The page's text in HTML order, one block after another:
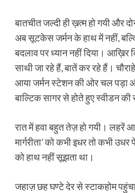
बातचीत जल्दी ही ख़त्म हो गयी और
अब सूटकेस जर्मन के हाथ में नहीं,
बदलाव पर ध्यान नहीं दिया। आख़िर
साथी जा रहे हैं, बातें कर रहे हैं।
आया जर्मन स्टेशन की ओर चल पड़ा
बाल्टिक सागर से होते हुए स्वीडन की
रात में हवा बहुत तेज़ हो गयी। लहरें
मार्गरीता’ को कभी इधर तो कभी
को हाथ नहीं सूझता था।
जहाज़ छह घण्टे देर से स्टाकहोम